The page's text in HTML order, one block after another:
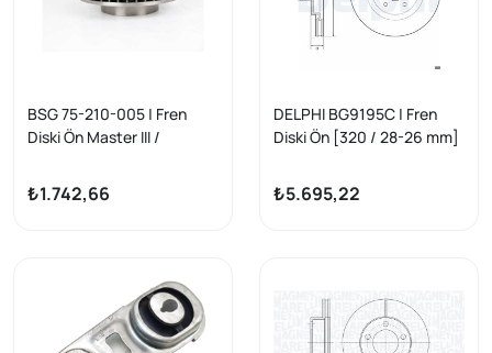
BSG 75-210-005 | Fren
Diski Ön Master III /
₺1.742,66
DELPHI BG9195C | Fren
Diski Ön [320 / 28-26 mm]
X-Traıl 1.6 Dıg 15 -)
₺5.695,22